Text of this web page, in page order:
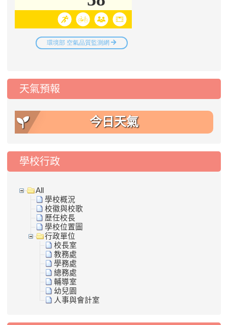
天氣預報
今日天氣
學校行政
All
學校概況
校徽與校歌
歷任校長
學校位置圖
行政單位
校長室
教務處
學務處
總務處
輔導室
幼兒園
人事與會計室